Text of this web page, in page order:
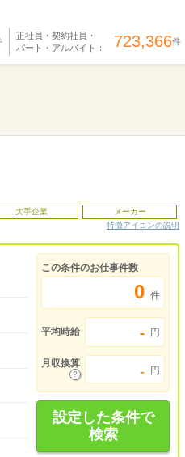
正社員・契約社員・
パート・アルバイト： 723,366件
大手企業
メーカー
特徴アイコンの説明
この条件のお仕事件数
0 件
平均時給 - 円
月収換算
- 円
設定した条件で
検索